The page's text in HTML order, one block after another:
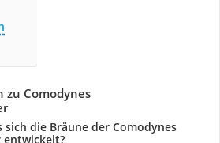
zu Comodynes
sich die Bräune der Comodynes
entwickelt?